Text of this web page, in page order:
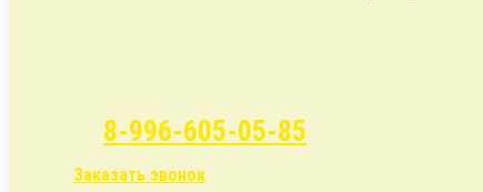
8-996-605-05-85
Заказать звонок